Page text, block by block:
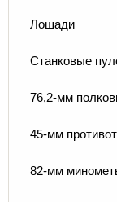
Лошади
Станковые
76,2-мм
45-мм
82-мм